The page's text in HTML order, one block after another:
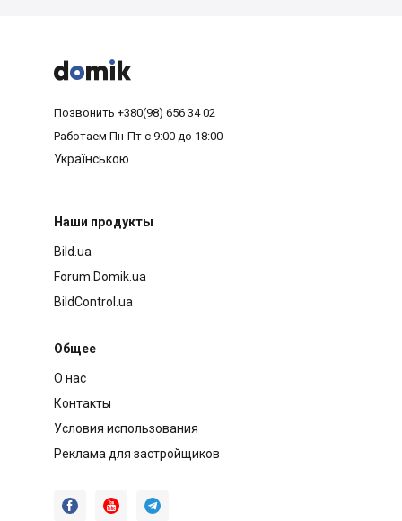



Позвонить +380(98) 656 34 02
Работаем Пн-Пт с 9:00 до 18:00
Українською
Наши продукты
Bild.ua
Forum.Domik.ua
BildControl.ua
Общее
О нас
Контакты
Условия использования
Реклама для застройщиков
  